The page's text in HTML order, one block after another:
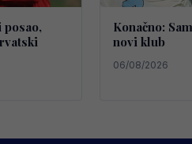
Konačno:
novi klub
06/08/2026